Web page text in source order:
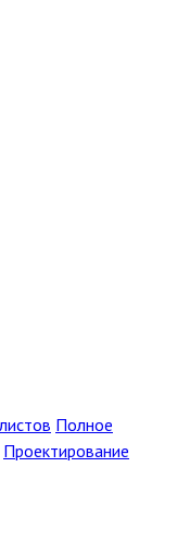
Полное
Проектирование